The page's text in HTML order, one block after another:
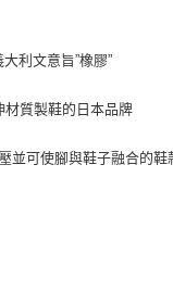
利文意旨”橡膠”
材質製鞋的日本品牌
並可使腳與鞋子融合的鞋